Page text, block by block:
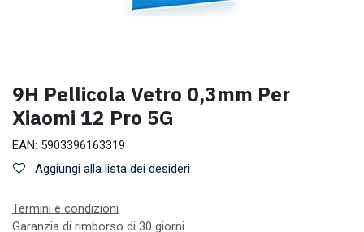
9H Pellicola Vetro 0,3mm Per
Xiaomi 12 Pro 5G
EAN: 5903396163319
Aggiungi alla lista dei desideri
Termini e condizioni
Garanzia di rimborso di 30 giorni